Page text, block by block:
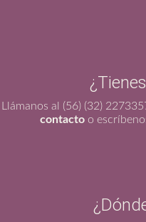
Llámanos al (56) (32)
contacto o